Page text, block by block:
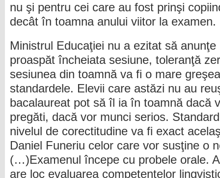
nu şi pentru cei care au fost prinşi
decât în toamna anului viitor la examen.
Ministrul Educaţiei nu a ezitat să
proaspăt încheiata sesiune, toleranţă
sesiunea din toamnă va fi o mare
standardele. Elevii care astăzi nu au
bacalaureat pot să îl ia în toamnă dacă
pregăti, dacă vor munci serios.
nivelul de corectitudine va fi exact
Daniel Funeriu celor care vor susţine o
(…)Examenul începe cu probele orale.
are loc evaluarea competenţelor